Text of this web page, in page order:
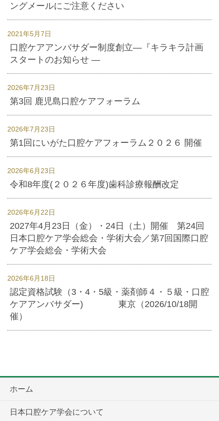
ングメールにご注意ください
2021年5月7日
口腔ケアアンバサダー制度創立―『キラキラ計画
スタートのお知らせ ―
2026年7月23日
第3回 鹿児島口腔ケアフォーラム
2026年7月23日
第1回にいがた口腔ケアフォーラム２０２６ 開催
2026年6月23日
令和8年度(２０２６年度)歯科診療報酬改定
2026年6月22日
2027年4月23日（金）・24日（土）開催 第24回
日本口腔ケア学会総会・学術大会／第7回国際口腔
ケア学会総会・学術大会
2026年6月18日
認定資格試験（3・4・5級・薬剤師４・５級・口腔
ケアアンバサダー) 東京（2026/10/18開
催）
ホーム
日本口腔ケア学会について